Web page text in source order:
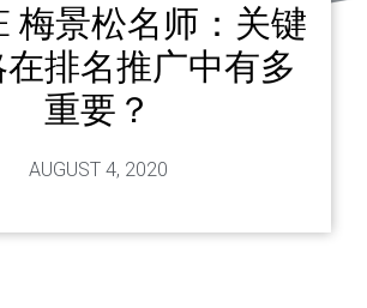
梅景松名师：关键
排名推广中有多
重要？
AUGUST 4, 2020